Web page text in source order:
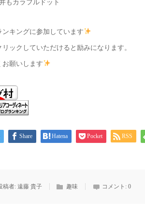
もカラフルドット
ンキングに参加しています
リックしていただけると励みになります。
お願いします
Share Hatena Pocket RSS
稿者: 遠藤 貴子 趣味 コメント: 0